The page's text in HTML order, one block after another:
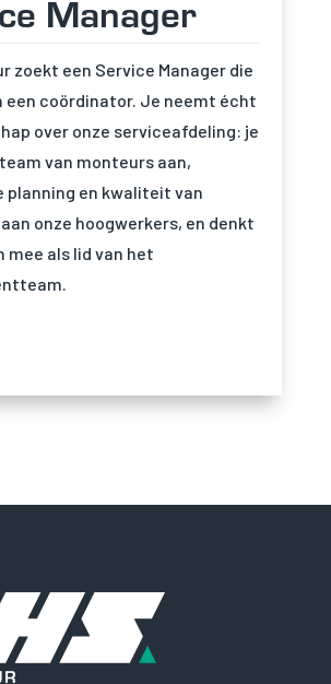
Manager
zoekt een Service Manager die
een coördinator. Je neemt écht
over onze serviceafdeling: je
van monteurs aan,
planning en kwaliteit van
onze hoogwerkers, en denkt
als lid van het